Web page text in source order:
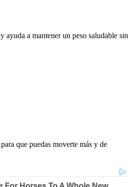
a mantener un peso saludable sin
que puedas moverte más y de